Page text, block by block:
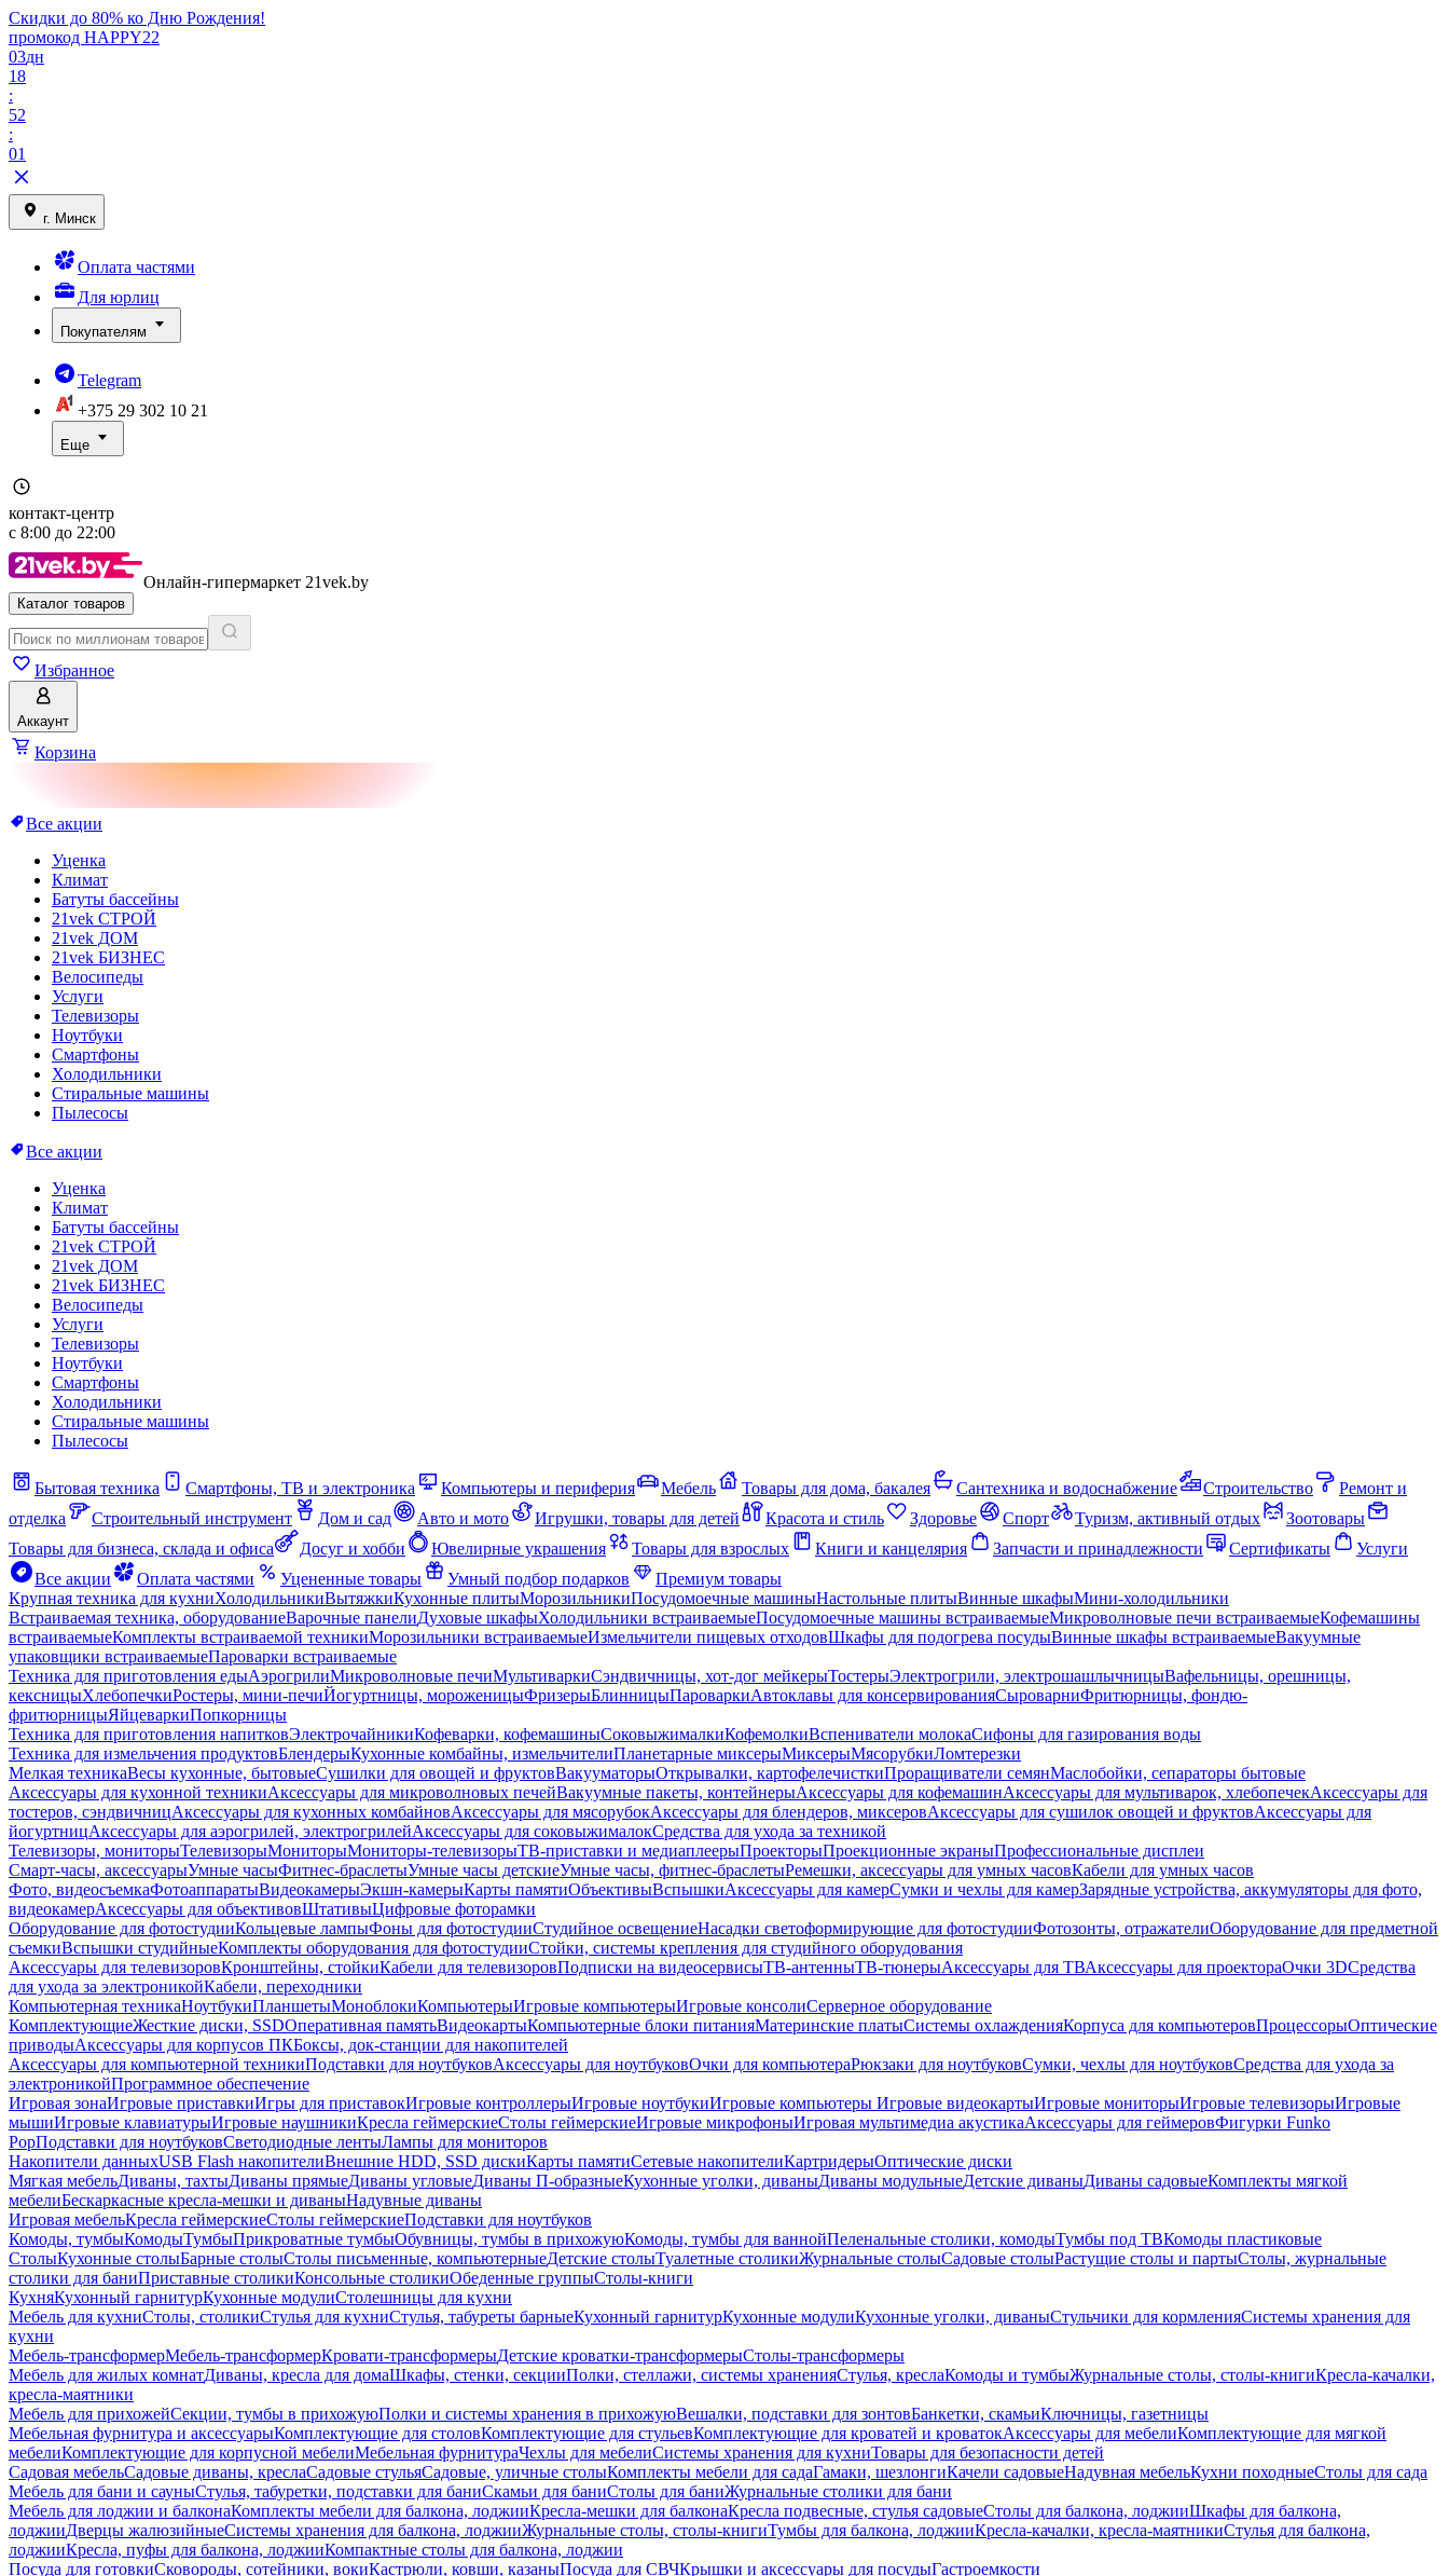
Скидки до 80% ко Дню Рождения!
промокод HAPPY22
03дн
18
:
52
:
01
г. Минск
Оплата частями
Для юрлиц
Покупателям
Telegram
+375 29 302 10 21
Еще
контакт-центр
с 8:00 до 22:00
Онлайн-гипермаркет 21vek.by
Каталог товаров
Избранное
Аккаунт
Корзина
Все акции
Уценка
Климат
Батуты бассейны
21vek СТРОЙ
21vek ДОМ
21vek БИЗНЕС
Велосипеды
Услуги
Телевизоры
Ноутбуки
Смартфоны
Холодильники
Стиральные машины
Пылесосы
Все акции
Уценка
Климат
Батуты бассейны
21vek СТРОЙ
21vek ДОМ
21vek БИЗНЕС
Велосипеды
Услуги
Телевизоры
Ноутбуки
Смартфоны
Холодильники
Стиральные машины
Пылесосы
Бытовая техника Смартфоны, ТВ и электроника Компьютеры и периферия Мебель Товары для дома, бакалея Сантехника и водоснабжение Строительство
Ремонт и
отделка
Строительный инструмент Дом и сад Авто и мото Игрушки, товары для детей Красота и стиль Здоровье Спорт Туризм, активный отдых
Зоотовары
Товары для бизнеса, склада и офиса
Досуг и хобби Ювелирные украшения Товары для взрослых Книги и канцелярия Запчасти и принадлежности Сертификаты
Услуги
Все акции
Оплата частями Уцененные товары Умный подбор подарков
Премиум товары
Крупная техника для кухниХолодильникиВытяжкиКухонные плитыМорозильникиПосудомоечные машиныНастольные плитыВинные шкафыМини-холодильники
Встраиваемая техника, оборудованиеВарочные панелиДуховые шкафыХолодильники встраиваемыеПосудомоечные машины встраиваемыеМикроволновые печи встраиваемыеКофемашины
встраиваемыеКомплекты встраиваемой техникиМорозильники встраиваемыеИзмельчители пищевых отходовШкафы для подогрева посудыВинные шкафы встраиваемыеВакуумные
упаковщики встраиваемыеПароварки встраиваемые
Техника для приготовления едыАэрогрилиМикроволновые печиМультиваркиСэндвичницы, хот-дог мейкерыТостерыЭлектрогрили, электрошашлычницыВафельницы, орешницы,
кексницыХлебопечкиРостеры, мини-печиЙогуртницы, мороженицыФризерыБлинницыПароваркиАвтоклавы для консервированияСыроварниФритюрницы, фондю-
фритюрницыЯйцеваркиПопкорницы
Техника для приготовления напитковЭлектрочайникиКофеварки, кофемашиныСоковыжималкиКофемолкиВспениватели молокаСифоны для газирования воды
Техника для измельчения продуктовБлендерыКухонные комбайны, измельчителиПланетарные миксерыМиксерыМясорубкиЛомтерезки
Мелкая техникаВесы кухонные, бытовыеСушилки для овощей и фруктовВакууматорыОткрывалки, картофелечисткиПроращиватели семянМаслобойки, сепараторы бытовые
Аксессуары для кухонной техникиАксессуары для микроволновых печейВакуумные пакеты, контейнерыАксессуары для кофемашинАксессуары для мультиварок, хлебопечекАксессуары для
тостеров, сэндвичницАксессуары для кухонных комбайновАксессуары для мясорубокАксессуары для блендеров, миксеровАксессуары для сушилок овощей и фруктовАксессуары для
йогуртницАксессуары для аэрогрилей, электрогрилейАксессуары для соковыжималокСредства для ухода за техникой
Телевизоры, мониторыТелевизорыМониторыМониторы-телевизорыТВ-приставки и медиаплеерыПроекторыПроекционные экраныПрофессиональные дисплеи
Смарт-часы, аксессуарыУмные часыФитнес-браслетыУмные часы детскиеУмные часы, фитнес-браслетыРемешки, аксессуары для умных часовКабели для умных часов
Фото, видеосъемкаФотоаппаратыВидеокамерыЭкшн-камерыКарты памятиОбъективыВспышкиАксессуары для камерСумки и чехлы для камерЗарядные устройства, аккумуляторы для фото,
видеокамерАксессуары для объективовШтативыЦифровые фоторамки
Оборудование для фотостудииКольцевые лампыФоны для фотостудииСтудийное освещениеНасадки светоформирующие для фотостудииФотозонты, отражателиОборудование для предметной
съемкиВспышки студийныеКомплекты оборудования для фотостудииСтойки, системы крепления для студийного оборудования
Аксессуары для телевизоровКронштейны, стойкиКабели для телевизоровПодписки на видеосервисыТВ-антенныТВ-тюнерыАксессуары для ТВАксессуары для проектораОчки 3DСредства
для ухода за электроникойКабели, переходники
Компьютерная техникаНоутбукиПланшетыМоноблокиКомпьютерыИгровые компьютерыИгровые консолиСерверное оборудование
КомплектующиеЖесткие диски, SSDОперативная памятьВидеокартыКомпьютерные блоки питанияМатеринские платыСистемы охлажденияКорпуса для компьютеровПроцессорыОптические
приводыАксессуары для корпусов ПКБоксы, док-станции для накопителей
Аксессуары для компьютерной техникиПодставки для ноутбуковАксессуары для ноутбуковОчки для компьютераРюкзаки для ноутбуковСумки, чехлы для ноутбуковСредства для ухода за
электроникойПрограммное обеспечение
Игровая зонаИгровые приставкиИгры для приставокИгровые контроллерыИгровые ноутбукиИгровые компьютеры Игровые видеокартыИгровые мониторыИгровые телевизорыИгровые
мышиИгровые клавиатурыИгровые наушникиКресла геймерскиеСтолы геймерскиеИгровые микрофоныИгровая мультимедиа акустикаАксессуары для геймеровФигурки Funko
PopПодставки для ноутбуковСветодиодные лентыЛампы для мониторов
Накопители данныхUSB Flash накопителиВнешние HDD, SSD дискиКарты памятиСетевые накопителиКартридерыОптические диски
Мягкая мебельДиваны, тахтыДиваны прямыеДиваны угловыеДиваны П-образныеКухонные уголки, диваныДиваны модульныеДетские диваныДиваны садовыеКомплекты мягкой
мебелиБескаркасные кресла-мешки и диваныНадувные диваны
Игровая мебельКресла геймерскиеСтолы геймерскиеПодставки для ноутбуков
Комоды, тумбыКомодыТумбыПрикроватные тумбыОбувницы, тумбы в прихожуюКомоды, тумбы для ваннойПеленальные столики, комодыТумбы под ТВКомоды пластиковые
СтолыКухонные столыБарные столыСтолы письменные, компьютерныеДетские столыТуалетные столикиЖурнальные столыСадовые столыРастущие столы и партыСтолы, журнальные
столики для баниПриставные столикиКонсольные столикиОбеденные группыСтолы-книги
КухняКухонный гарнитурКухонные модулиСтолешницы для кухни
Мебель для кухниСтолы, столикиСтулья для кухниСтулья, табуреты барныеКухонный гарнитурКухонные модулиКухонные уголки, диваныСтульчики для кормленияСистемы хранения для
кухни
Мебель-трансформерМебель-трансформерКровати-трансформерыДетские кроватки-трансформерыСтолы-трансформеры
Мебель для жилых комнатДиваны, кресла для домаШкафы, стенки, секцииПолки, стеллажи, системы храненияСтулья, креслаКомоды и тумбыЖурнальные столы, столы-книгиКресла-качалки,
кресла-маятники
Мебель для прихожейСекции, тумбы в прихожуюПолки и системы хранения в прихожуюВешалки, подставки для зонтовБанкетки, скамьиКлючницы, газетницы
Мебельная фурнитура и аксессуарыКомплектующие для столовКомплектующие для стульевКомплектующие для кроватей и кроватокАксессуары для мебелиКомплектующие для мягкой
мебелиКомплектующие для корпусной мебелиМебельная фурнитураЧехлы для мебелиСистемы хранения для кухниТовары для безопасности детей
Садовая мебельСадовые диваны, креслаСадовые стульяСадовые, уличные столыКомплекты мебели для садаГамаки, шезлонгиКачели садовыеНадувная мебельКухни походныеСтолы для сада
Мебель для бани и сауныСтулья, табуретки, подставки для баниСкамьи для баниСтолы для баниЖурнальные столики для бани
Мебель для лоджии и балконаКомплекты мебели для балкона, лоджииКресла-мешки для балконаКресла подвесные, стулья садовыеСтолы для балкона, лоджииШкафы для балкона,
лоджииДверцы жалюзийныеСистемы хранения для балкона, лоджииЖурнальные столы, столы-книгиТумбы для балкона, лоджииКресла-качалки, кресла-маятникиСтулья для балкона,
лоджииКресла, пуфы для балкона, лоджииКомпактные столы для балкона, лоджии
Посуда для готовкиСковороды, сотейники, вокиКастрюли, ковши, казаныПосуда для СВЧКрышки и аксессуары для посудыГастроемкости